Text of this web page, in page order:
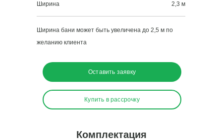
Оставить заявку
Купить в рассрочку
Ширина 2,3 м
Ширина бани может быть увеличена до 2,5 м по
желанию клиента
Комплектация